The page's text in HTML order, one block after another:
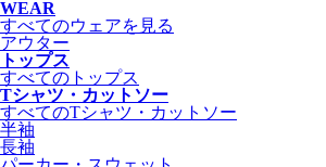
WEAR
すべてのウェアを見る
アウター
トップス
すべてのトップス
Tシャツ・カットソー
すべてのTシャツ・カットソー
半袖
長袖